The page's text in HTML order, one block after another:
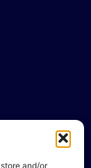
and/or